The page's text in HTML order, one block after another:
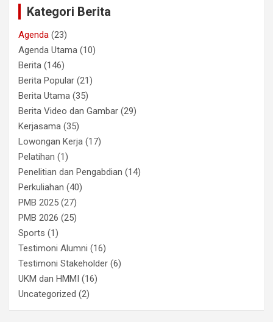
Kategori Berita
Agenda (23)
Agenda Utama (10)
Berita (146)
Berita Popular (21)
Berita Utama (35)
Berita Video dan Gambar (29)
Kerjasama (35)
Lowongan Kerja (17)
Pelatihan (1)
Penelitian dan Pengabdian (14)
Perkuliahan (40)
PMB 2025 (27)
PMB 2026 (25)
Sports (1)
Testimoni Alumni (16)
Testimoni Stakeholder (6)
UKM dan HMMI (16)
Uncategorized (2)